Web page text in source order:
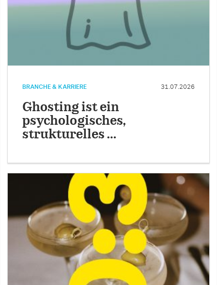
BRANCHE & KARRIERE 31.07.2026
Ghosting ist ein
psychologisches,
strukturelles …